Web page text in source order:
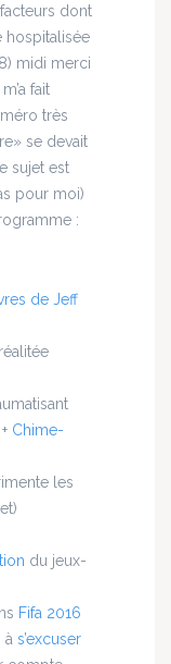
dont
hospitalisée
midi merci
fait
très
se devait
sujet est
pour moi)
:
de Jeff
Chime-
les
du jeux-
Fifa 2016
à s’excuser